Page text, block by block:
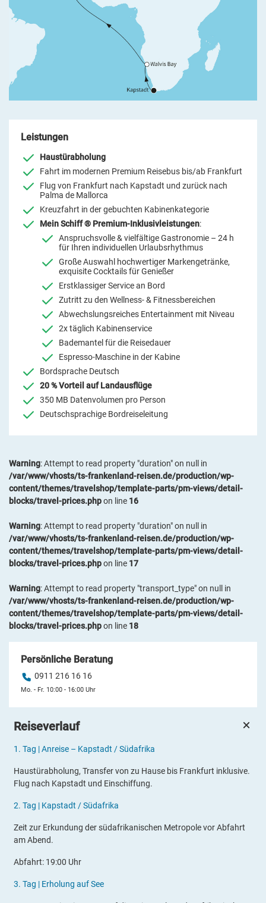
Reiseverlauf
1. Tag |Anreise – Kapstadt / Südafrika
Haustürabholung, Transfer von zu Hause bis Frankfurt inklusive.
Flug nach Kapstadt und Einschiffung.
2. Tag | Kapstadt / Südafrika
Zeit zur Erkundung der südafrikanischen Metropole vor Abfahrt
am Abend.
Abfahrt: 19:00 Uhr
3. Tag | Erholung auf See
Leistungen
Haustürabholung
Fahrt im modernen Premium Reisebus bis/ab Frankfurt
Flug von Frankfurt nach Kapstadt und zurück nach
Palma de Mallorca
Kreuzfahrt in der gebuchten Kabinenkategorie
Mein Schiff ® Premium-Inklusivleistungen:
Anspruchsvolle & vielfältige Gastronomie – 24 h
für Ihren individuellen Urlaubsrhythmus
Große Auswahl hochwertiger Markengetränke,
exquisite Cocktails für Genießer
Erstklassiger Service an Bord
Zutritt zu den Wellness- & Fitnessbereichen
Abwechslungsreiches Entertainment mit Niveau
2x täglich Kabinenservice
Bademantel für die Reisedauer
Espresso-Maschine in der Kabine
Bordsprache Deutsch
20 % Vorteil auf Landausflüge
350 MB Datenvolumen pro Person
Deutschsprachige Bordreiseleitung
Warning: Attempt to read property "duration" on null in
/var/www/vhosts/ts-frankenland-reisen.de/production/wp-
content/themes/travelshop/template-parts/pm-views/detail-
blocks/travel-prices.phpon line 16
Warning: Attempt to read property "duration" on null in
/var/www/vhosts/ts-frankenland-reisen.de/production/wp-
content/themes/travelshop/template-parts/pm-views/detail-
blocks/travel-prices.phpon line 17
Warning: Attempt to read property "transport_type" on null in
/var/www/vhosts/ts-frankenland-reisen.de/production/wp-
content/themes/travelshop/template-parts/pm-views/detail-
blocks/travel-prices.phpon line 18
Persönliche Beratung
0911 216 16 16
Mo. - Fr. 10:00 - 16:00 Uhr